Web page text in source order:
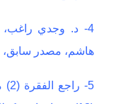
هاشم، مصدر سابق،